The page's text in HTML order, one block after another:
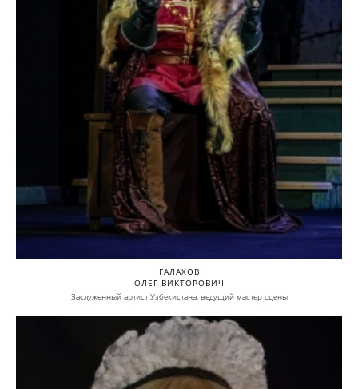
ГАЛАХОВ
ОЛЕГ ВИКТОРОВИЧ
Заслуженный артист Узбекистана, ведущий мастер сцены